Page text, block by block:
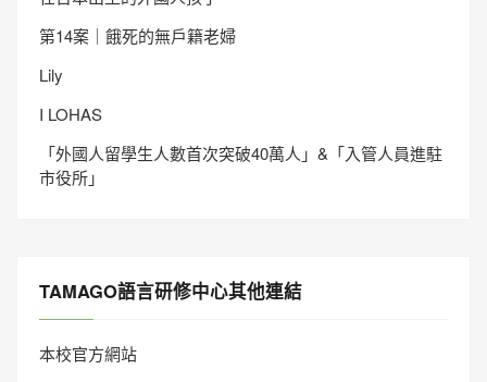
第14案｜餓死的無戶籍老婦
Lily
I LOHAS
「外國人留學生人數首次突破40萬人」&「入管人員進駐
市役所」
TAMAGO語言研修中心其他連結
本校官方網站